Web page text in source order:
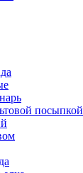
посыпкой